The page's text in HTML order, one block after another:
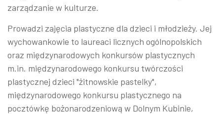
zarządzanie w kulturze.
Prowadzi zajęcia plastyczne dla dzieci i młodzieży. Jej
wychowankowie to laureaci licznych ogólnopolskich
oraz międzynarodowych konkursów plastycznych
m.in. międzynarodowego konkursu twórczości
plastycznej dzieci "żitnowskie pastelky",
międzynarodowego konkursu plastycznego na
pocztówkę bożonarodzeniową w Dolnym Kubinie,